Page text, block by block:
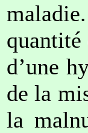
d’une
de la
la